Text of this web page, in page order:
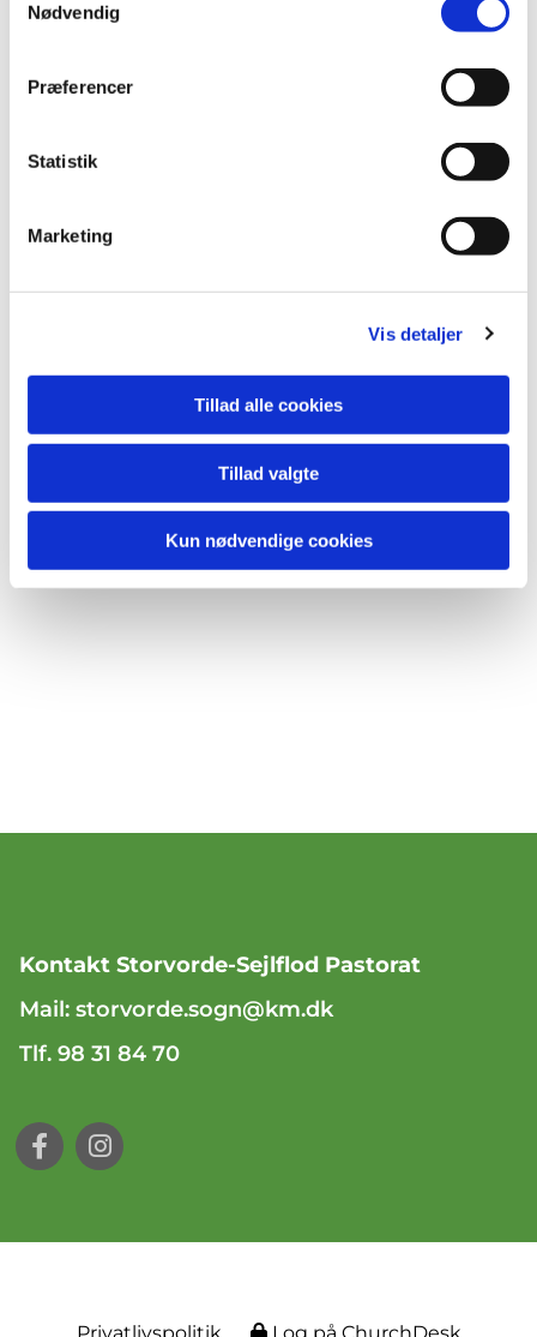
Nødvendig
Præferencer
Statistik
Marketing
Vis detaljer
Tillad alle cookies
Tillad valgte
Kun nødvendige cookies
Du vil måske også kunne lide...
Kontakt Storvorde-Sejlflod Pastorat
Mail: storvorde.sogn@km.dk
Tlf. 98 31 84 70